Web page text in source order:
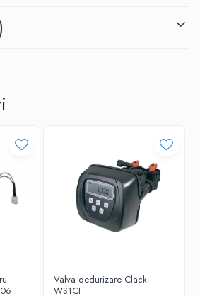
Valva dedurizare Clack
WS1CI